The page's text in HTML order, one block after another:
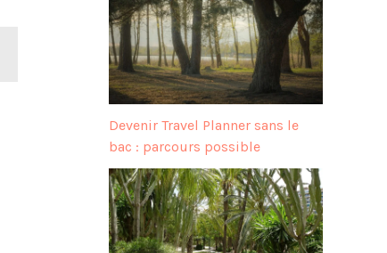
Devenir Travel Planner sans le
bac : parcours possible